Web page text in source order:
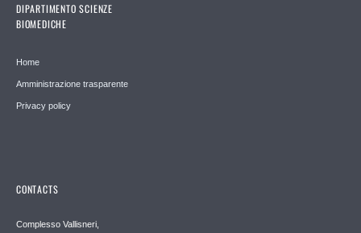
DIPARTIMENTO SCIENZE
BIOMEDICHE
Home
Amministrazione trasparente
Privacy policy
CONTACTS
Complesso Vallisneri,